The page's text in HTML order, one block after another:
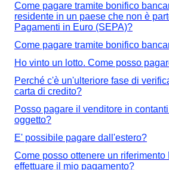
Come pagare tramite bonifico
residente in un paese che non è
Pagamenti in Euro (SEPA)?
Come pagare tramite bonifico
Ho vinto un lotto. Come posso
Perché c'è un'ulteriore fase di
carta di credito?
Posso pagare il venditore in
oggetto?
E' possibile pagare dall'estero?
Come posso ottenere un riferimento
effettuare il mio pagamento?